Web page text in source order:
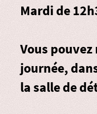
Mardi de
Vous
journée,
la salle de